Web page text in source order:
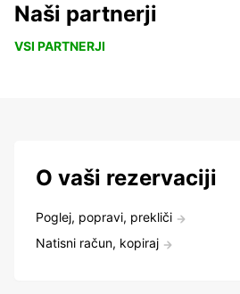
Naši partnerji
VSI PARTNERJI
O vaši rezervaciji
Poglej, popravi, prekliči
Natisni račun, kopiraj